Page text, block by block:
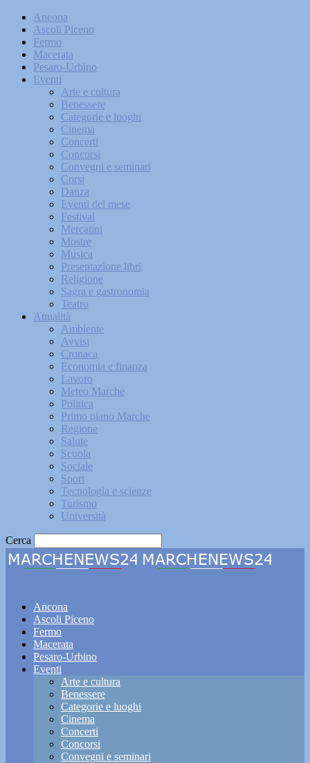
Ancona
Ascoli Piceno
Fermo
Macerata
Pesaro-Urbino
Eventi
Arte e cultura
Benessere
Categorie e luoghi
Cinema
Concerti
Concorsi
Convegni e seminari
Corsi
Danza
Eventi del mese
Festival
Mercatini
Mostre
Musica
Presentazione libri
Religione
Sagra e gastronomia
Teatro
Attualità
Ambiente
Avvisi
Cronaca
Economia e finanza
Lavoro
Meteo Marche
Politica
Primo piano Marche
Regione
Salute
Scuola
Sociale
Sport
Tecnologia e scienze
Turismo
Università
Cerca
Ancona
Ascoli Piceno
Fermo
Macerata
Pesaro-Urbino
Eventi
Arte e cultura
Benessere
Categorie e luoghi
Cinema
Concerti
Concorsi
Convegni e seminari